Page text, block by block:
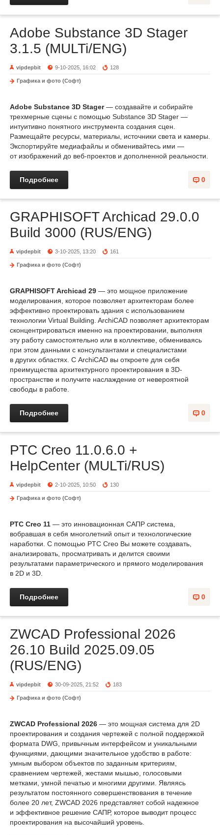
Adobe Substance 3D Stager
3.1.5 (MULTi/ENG)
vipdepbit 9-10-2025, 16:02 128
Графика и фото (Софт)
Adobe Substance 3D Stager— создавайте и собирайте
трехмерные сцены с помощью Substance 3D Stager —
интуитивно понятного инструмента создания сцен.
Размещайте ресурсы, материалы, источники света и камеры.
Экспортируйте медиафайлы и обменивайтесь ими —
от изображений до веб-проектов и дополненной реальности.
0
Подробнее
GRAPHISOFT Archicad 29.0.0
Build 3000 (RUS/ENG)
vipdepbit 3-10-2025, 13:20 161
Графика и фото (Софт)
GRAPHISOFT Archicad 29 — это мощное приложение
моделирования, которое позволяет архитекторам более
эффективно проектировать здания с использованием
технологии Virtual Building. ArchiCAD позволяет архитекторам
сконцентрироваться именно на проектировании, выполняя
эту работу самостоятельно или в коллективе, обмениваясь
при этом данными с консультантами и специалистами
в других областях. С ArchiCAD вы откроете для себя
преимущества архитектурного проектирования в 3D-
пространстве и получите наслаждение от невероятной
свободы в работе.
0
Подробнее
PTC Creo 11.0.6.0 +
HelpCenter (MULTi/RUS)
vipdepbit 2-10-2025, 10:50 130
Графика и фото (Софт)
PTC Creo 11 — это инновационная САПР система,
вобравшая в себя многолетний опыт и технологические
наработки. C помощью PTC Creo Вы можете создавать,
анализировать, просматривать и делится своими
результатами параметрического и прямого моделирования
в 2D и 3D.
0
Подробнее
ZWCAD Professional 2026
26.10 Build 2025.09.05
(RUS/ENG)
vipdepbit 30-09-2025, 21:52 183
Графика и фото (Софт)
ZWCAD Professional 2026 — это мощная система для 2D
проектирования и создания чертежей с полной поддержкой
формата DWG, привычным интерфейсом и уникальными
функциями, дающими значительное удобство в работе:
умным выбором объектов по заданным критериям,
сравнением чертежей, жестами мышью, голосовыми
метками, умной печатью и многими другими. Являясь
результатом постоянного совершенствования в течение
более 20 лет, ZWCAD 2026 представляет собой надежное
и эффективное решение САПР, которое выводит процесс
проектирования на высочайший уровень.